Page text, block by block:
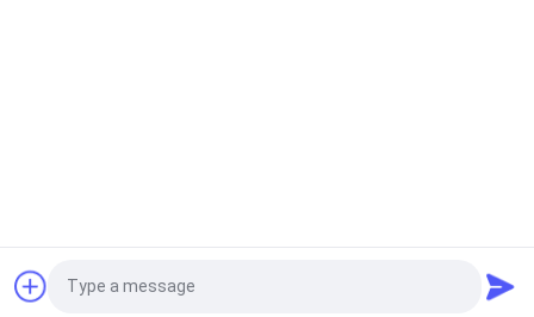
Science and Technology Co,. Ltd.. All Rights